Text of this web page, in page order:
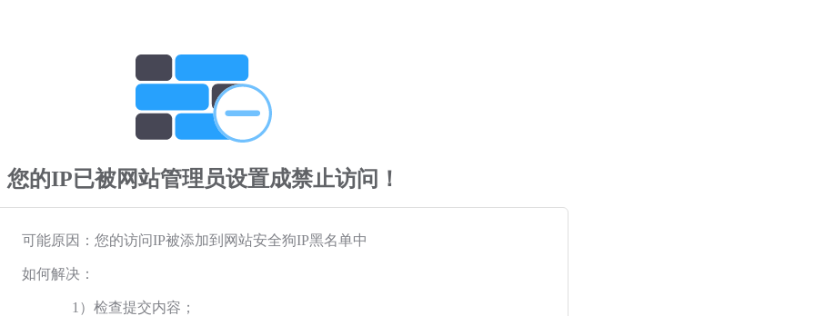
您的IP已被网站管理员设置成禁止访问！
可能原因：您的访问IP被添加到网站安全狗IP黑名单中
如何解决：
1）检查提交内容；